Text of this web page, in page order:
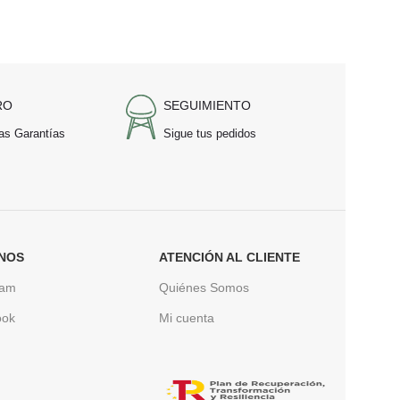
Garantías
SEGUIMIENTO
Sigue tus pedidos
ATENCIÓN AL CLIENTE
Quiénes Somos
Mi cuenta